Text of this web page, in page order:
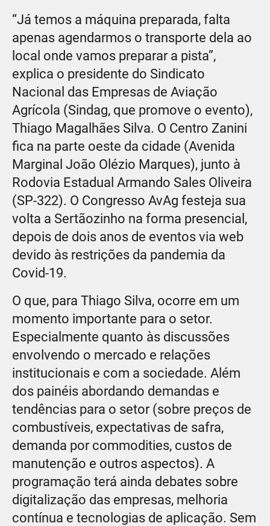
“Já temos a máquina preparada, falta
apenas agendarmos o transporte dela ao
local onde vamos preparar a pista”,
explica o presidente do Sindicato
Nacional das Empresas de Aviação
Agrícola (Sindag, que promove o evento),
Thiago Magalhães Silva. O Centro Zanini
fica na parte oeste da cidade (Avenida
Marginal João Olézio Marques), junto à
Rodovia Estadual Armando Sales Oliveira
(SP-322). O Congresso AvAg festeja sua
volta a Sertãozinho na forma presencial,
depois de dois anos de eventos via web
devido às restrições da pandemia da
Covid-19.
O que, para Thiago Silva, ocorre em um
momento importante para o setor.
Especialmente quanto às discussões
envolvendo o mercado e relações
institucionais e com a sociedade. Além
dos painéis abordando demandas e
tendências para o setor (sobre preços de
combustíveis, expectativas de safra,
demanda por commodities, custos de
manutenção e outros aspectos). A
programação terá ainda debates sobre
digitalização das empresas, melhoria
contínua e tecnologias de aplicação. Sem